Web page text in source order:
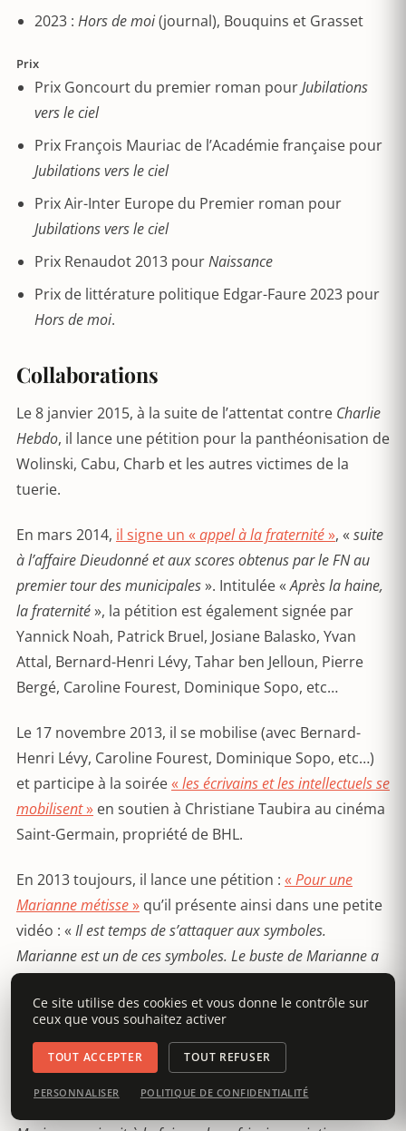
2023 : Hors de moi(journal), Bouquins et Grasset
Prix
Prix Goncourt du premier roman pourJubilations
vers le ciel
Prix François Mauriac de l’Académie française pour
Jubilations vers le ciel
Prix Air-Inter Europe du Premier roman pour
Jubilations vers le ciel
Prix Renaudot 2013 pourNaissance
Prix de littérature politique Edgar-Faure 2023 pour
Hors de moi.
Collaborations
Le 8 janvier 2015, à la suite de l’attentat contre Charlie
Hebdo, il lance une pétition pour la panthéonisation de
Wolinski, Cabu, Charb et les autres victimes de la
tuerie.
En mars 2014, il signe un « appel à la fraternité», « suite
à l’affaire Dieudonné et aux scores obtenus par le FN au
premier tour des municipales». Intitulée «Après la haine,
la fraternité», la pétition est également signée par
Yannick Noah, Patrick Bruel, Josiane Balasko, Yvan
Attal, Bernard-Henri Lévy, Tahar ben Jelloun, Pierre
Bergé, Caroline Fourest, Dominique Sopo, etc…
Le 17 novembre 2013, il se mobilise (avec Bernard-
Henri Lévy, Caroline Fourest, Dominique Sopo, etc…)
et participe à la soirée« les écrivains et les intellectuels se
mobilisent» en soutien à Christiane Taubira au cinéma
Saint-Germain, propriété de BHL.
En 2013 toujours, il lance une pétition : « Pour une
Marianne métisse» qu’il présente ainsi dans une petite
vidéo : « Il est temps de s’attaquer aux symboles.
Marianne est un de ces symboles. Le buste de Marianne a
Règle du jeu, aujourd’hui à signer une pétition pour que
Marianne ressemble aux Françaises et aux Français.
J’appelle à une Marianne dont le buste ne serait plus
blanchi au harnais, ne serait plus éclaboussé de blancheur
Ce site utilise des cookies et vous donne le contrôle sur
ceux que vous souhaitez activer
TOUT ACCEPTER TOUT REFUSER
PERSONNALISER POLITIQUE DE CONFIDENTIALITÉ